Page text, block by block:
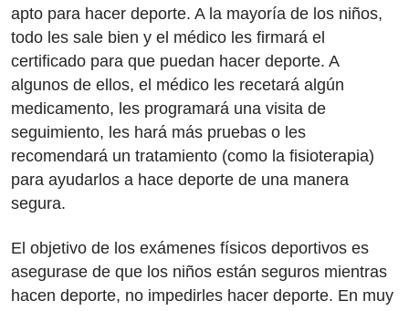
apto para hacer deporte. A la mayoría de los niños,
todo les sale bien y el médico les firmará el
certificado para que puedan hacer deporte. A
algunos de ellos, el médico les recetará algún
medicamento, les programará una visita de
seguimiento, les hará más pruebas o les
recomendará un tratamiento (como la fisioterapia)
para ayudarlos a hace deporte de una manera
segura.
El objetivo de los exámenes físicos deportivos es
asegurase de que los niños están seguros mientras
hacen deporte, no impedirles hacer deporte. En muy